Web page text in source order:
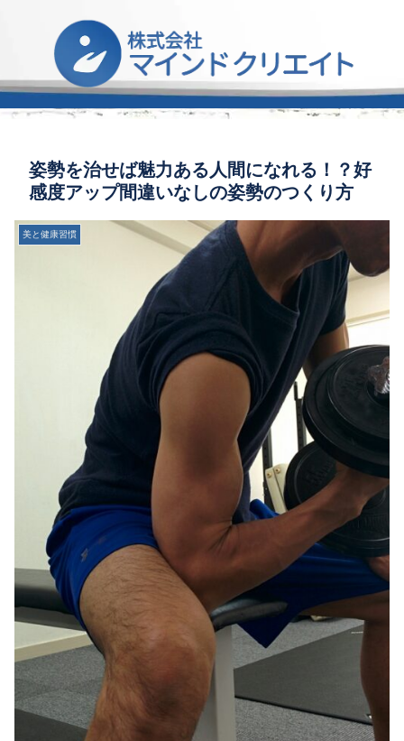
姿勢を治せば魅力ある人間になれる！？好
感度アップ間違いなしの姿勢のつくり方
美と健康習慣